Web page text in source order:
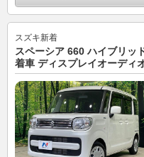
スズキ新着
スペーシア 660 ハイブリッ
着車 ディスプレイオーディ